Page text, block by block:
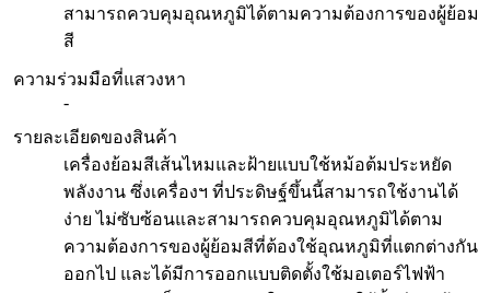
สามารถควบคุมอุณหภูมิได้ตามความต้องการของผู้ย้อม
สี
ความร่วมมือที่แสวงหา
-
รายละเอียดของสินค้า
เครื่องย้อมสีเส้นไหมและฝ้ายแบบใช้หม้อต้มประหยัด
พลังงาน ซึ่งเครื่องฯ ที่ประดิษฐ์ขึ้นนี้สามารถใช้งานได้
ง่าย ไม่ซับซ้อนและสามารถควบคุมอุณหภูมิได้ตาม
ความต้องการของผู้ย้อมสีที่ต้องใช้อุณหภูมิที่แตกต่างกัน
ออกไป และได้มีการออกแบบติดตั้งใช้มอเตอร์ไฟฟ้า